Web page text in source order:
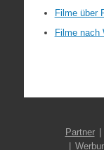
Filme über
Filme nach
Partner